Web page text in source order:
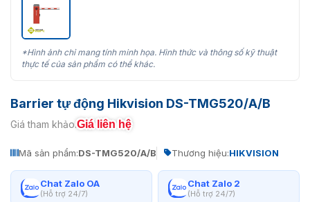
*Hình ảnh chỉ mang tính minh họa. Hình thức và thông số kỹ thuật
thực tế của sản phẩm có thể khác.
Barrier tự động Hikvision DS-TMG520/A/B
Giá tham khảo:Giá liên hệ
Mã sản phẩm:DS-TMG520/A/B Thương hiệu:HIKVISION
Chat Zalo OA
(Hỗ trợ 24/7)
Chat Zalo 2
(Hỗ trợ 24/7)